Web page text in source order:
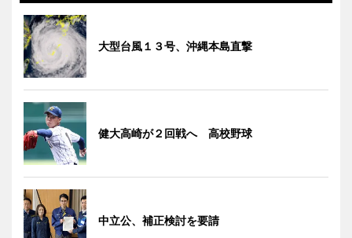
大型台風１３号、沖縄本島直撃
健大高崎が２回戦へ 高校野球
中立公、補正検討を要請